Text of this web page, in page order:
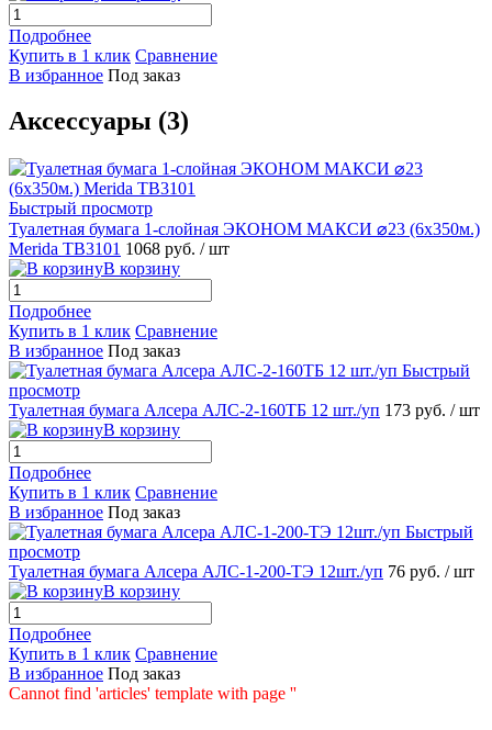
Подробнее
Купить в 1 клик Сравнение
В избранное Под заказ
Аксессуары (3)
Быстрый просмотр
Туалетная бумага 1-слойная ЭКОНОМ МАКСИ ⌀23 (6х350м.)
Merida TB3101 1068 руб. / шт
В корзину
Подробнее
Купить в 1 клик Сравнение
В избранное Под заказ
Быстрый
просмотр
Туалетная бумага Алсера АЛС-2-160ТБ 12 шт./уп 173 руб. / шт
В корзину
Подробнее
Купить в 1 клик Сравнение
В избранное Под заказ
Быстрый
просмотр
Туалетная бумага Алсера АЛС-1-200-ТЭ 12шт./уп 76 руб. / шт
В корзину
Подробнее
Купить в 1 клик Сравнение
В избранное Под заказ
Cannot find 'articles' template with page ''